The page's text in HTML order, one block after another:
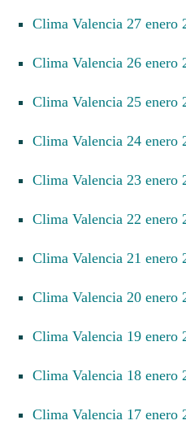
Clima Valencia 27
Clima Valencia 26
Clima Valencia 25
Clima Valencia 24
Clima Valencia 23
Clima Valencia 22
Clima Valencia 21
Clima Valencia 20
Clima Valencia 19
Clima Valencia 18
Clima Valencia 17